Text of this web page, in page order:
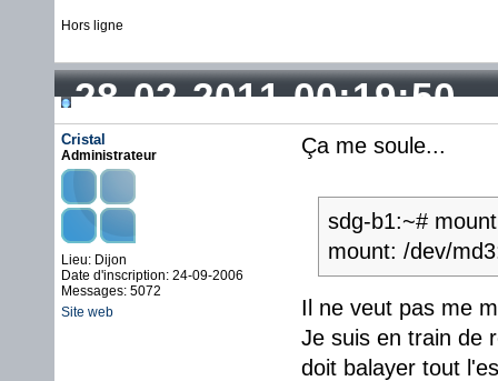
Hors ligne
28-02-2011 00:19:50
Cristal
Administrateur
Lieu: Dijon
Date d'inscription: 24-09-2006
Messages: 5072
Site web
Ça me soule...
sdg-b1:~#
mount: /dev/
Il ne veut pas me
Je suis en train de
doit balayer tout